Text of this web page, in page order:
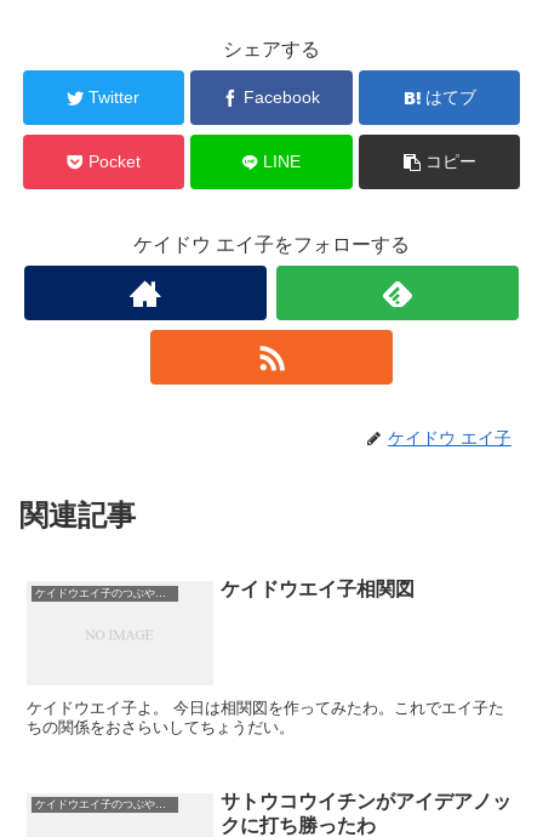
シェアする
Twitter Facebook はてブ
Pocket LINE コピー
ケイドウ エイ子をフォローする
ケイドウ エイ子
関連記事
ケイドウエイ子のつぶやき日記 ケイドウエイ子相関図
ケイドウエイ子よ。 今日は相関図を作ってみたわ。これでエイ子た
ちの関係をおさらいしてちょうだい。
ケイドウエイ子のつぶやき日記
サトウコウイチンがアイデアノッ
クに打ち勝ったわ